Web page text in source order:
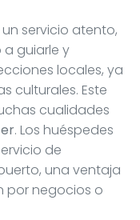
servicio atento,
guiarle y
locales, ya
culturales. Este
cualidades
. Los huéspedes
de
una ventaja
por negocios o